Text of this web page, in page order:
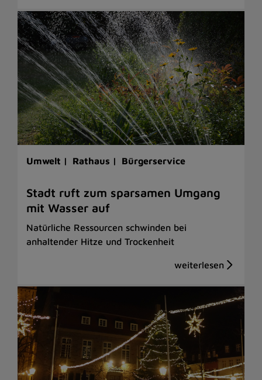
Umwelt | Rathaus | Bürgerservice
Stadt ruft zum sparsamen Umgang
mit Wasser auf
Natürliche Ressourcen schwinden bei
anhaltender Hitze und Trockenheit